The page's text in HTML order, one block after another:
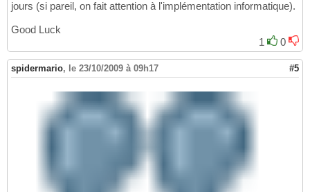
jours (si pareil, on fait attention à l'implémentation informatique).
Good Luck
1
0
spidermario, le 23/10/2009 à 09h17 #5